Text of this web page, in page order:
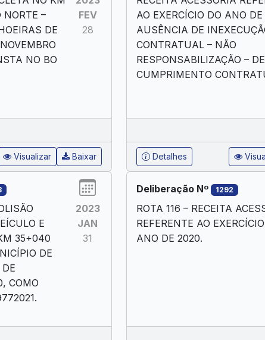
–
DE
NO BO
FEV
28
Visualizar Baixar
AO EXERCÍCIO DO ANO
AUSÊNCIA DE
CONTRATUAL – NÃO
RESPONSABILIZAÇÃO –
CUMPRIMENTO
Detalhes
E
35+040
DE
COMO
2023
JAN
31
Deliberação Nº 1292
ROTA 116 – RECEITA
REFERENTE AO
ANO DE 2020.